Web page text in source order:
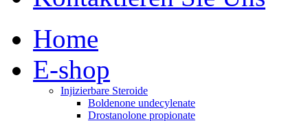
Home
E-shop
Injizierbare Steroide
Boldenone undecylenate
Drostanolone propionate